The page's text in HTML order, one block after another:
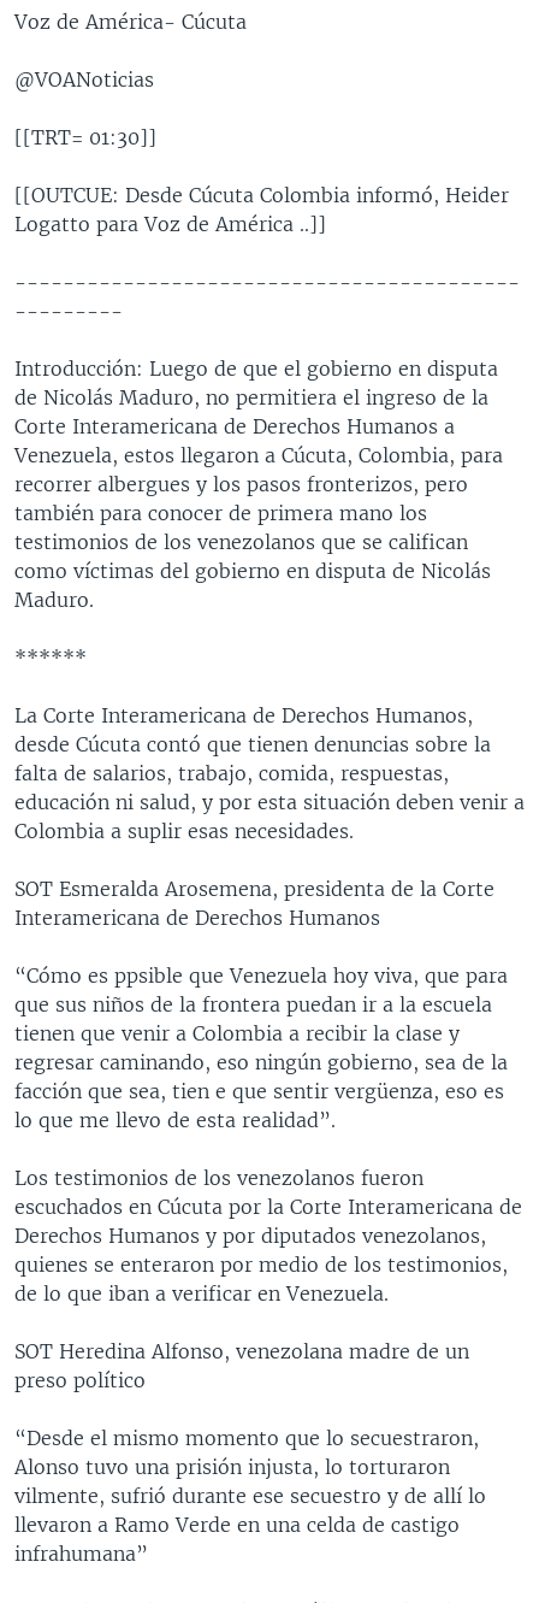
Voz de América- Cúcuta
@VOANoticias
[[TRT= 01:30]]
[[OUTCUE: Desde Cúcuta Colombia informó, Heider
Logatto para Voz de América ..]]
------------------------------------------
---------
Introducción: Luego de que el gobierno en disputa
de Nicolás Maduro, no permitiera el ingreso de la
Corte Interamericana de Derechos Humanos a
Venezuela, estos llegaron a Cúcuta, Colombia, para
recorrer albergues y los pasos fronterizos, pero
también para conocer de primera mano los
testimonios de los venezolanos que se califican
como víctimas del gobierno en disputa de Nicolás
Maduro.
******
La Corte Interamericana de Derechos Humanos,
desde Cúcuta contó que tienen denuncias sobre la
falta de salarios, trabajo, comida, respuestas,
educación ni salud, y por esta situación deben venir a
Colombia a suplir esas necesidades.
SOT Esmeralda Arosemena, presidenta de la Corte
Interamericana de Derechos Humanos
“Cómo es ppsible que Venezuela hoy viva, que para
que sus niños de la frontera puedan ir a la escuela
tienen que venir a Colombia a recibir la clase y
regresar caminando, eso ningún gobierno, sea de la
facción que sea, tien e que sentir vergüenza, eso es
lo que me llevo de esta realidad”.
Los testimonios de los venezolanos fueron
escuchados en Cúcuta por la Corte Interamericana de
Derechos Humanos y por diputados venezolanos,
quienes se enteraron por medio de los testimonios,
de lo que iban a verificar en Venezuela.
SOT Heredina Alfonso, venezolana madre de un
preso político
“Desde el mismo momento que lo secuestraron,
Alonso tuvo una prisión injusta, lo torturaron
vilmente, sufrió durante ese secuestro y de allí lo
llevaron a Ramo Verde en una celda de castigo
infrahumana”